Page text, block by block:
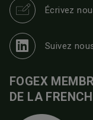
Écrivez
Suivez
FOGEX
DE LA